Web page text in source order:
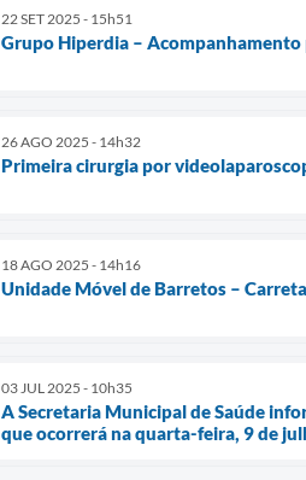
22 SET 2025 - 15h51
Grupo Hiperdia –
26 AGO 2025 - 14h32
Primeira cirurgia por
18 AGO 2025 - 14h16
Unidade Móvel de Barretos –
03 JUL 2025 - 10h35
A Secretaria Municipal de Saúde
que ocorrerá na quarta-feira, 9 de